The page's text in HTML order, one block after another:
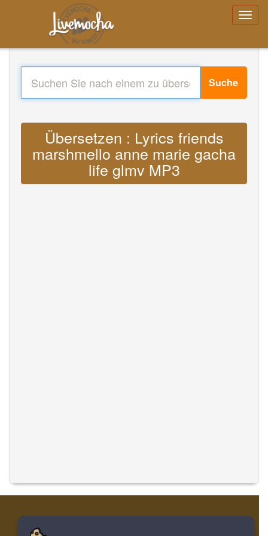
Suche
Übersetzen : Lyrics friends
marshmello anne marie gacha
life glmv MP3